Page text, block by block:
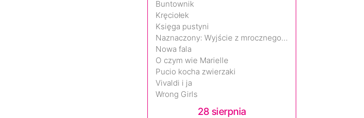
Buntownik
Kręciołek
Księga pustyni
Naznaczony: Wyjście z mrocznego wymiaru
Nowa fala
O czym wie Marielle
Pucio kocha zwierzaki
Vivaldi i ja
Wrong Girls
28 sierpnia